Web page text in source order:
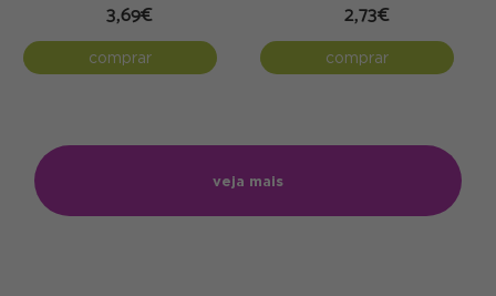
3,69€
comprar
2,73€
comprar
veja mais